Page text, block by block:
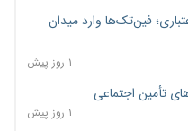
اعتباری؛ فین‌تک‌ها وارد میدان
۱ روز پیش
۱ روز پیش